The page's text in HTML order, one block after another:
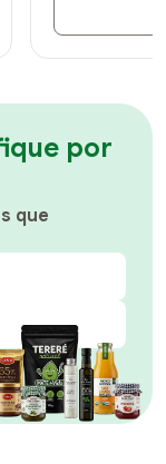
por
que